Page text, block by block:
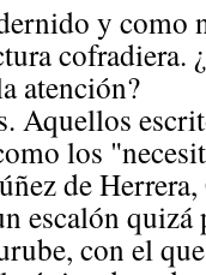
y como
cofradiera.
atención?
Aquellos
los
de Herrera,
escalón quizá
con el